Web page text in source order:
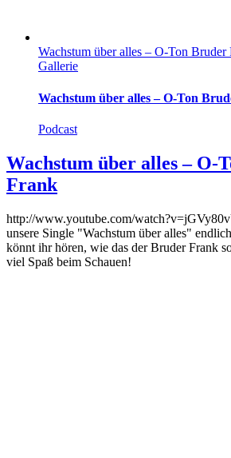
Wachstum über alles – O-Ton Bruder
Gallerie
Wachstum über alles – O-Ton
Podcast
Wachstum über alles – O-
Frank
http://www.youtube.com/
unsere Single "Wachstum über alles"
könnt ihr hören, wie das der Bruder Frank
viel Spaß beim Schauen!